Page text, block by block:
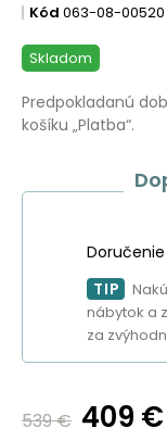
Kód 063-08-00520
Skladom
Predpokladanú
košíku „Platba“.
TIP
nábytok a
za
539 € 409 €